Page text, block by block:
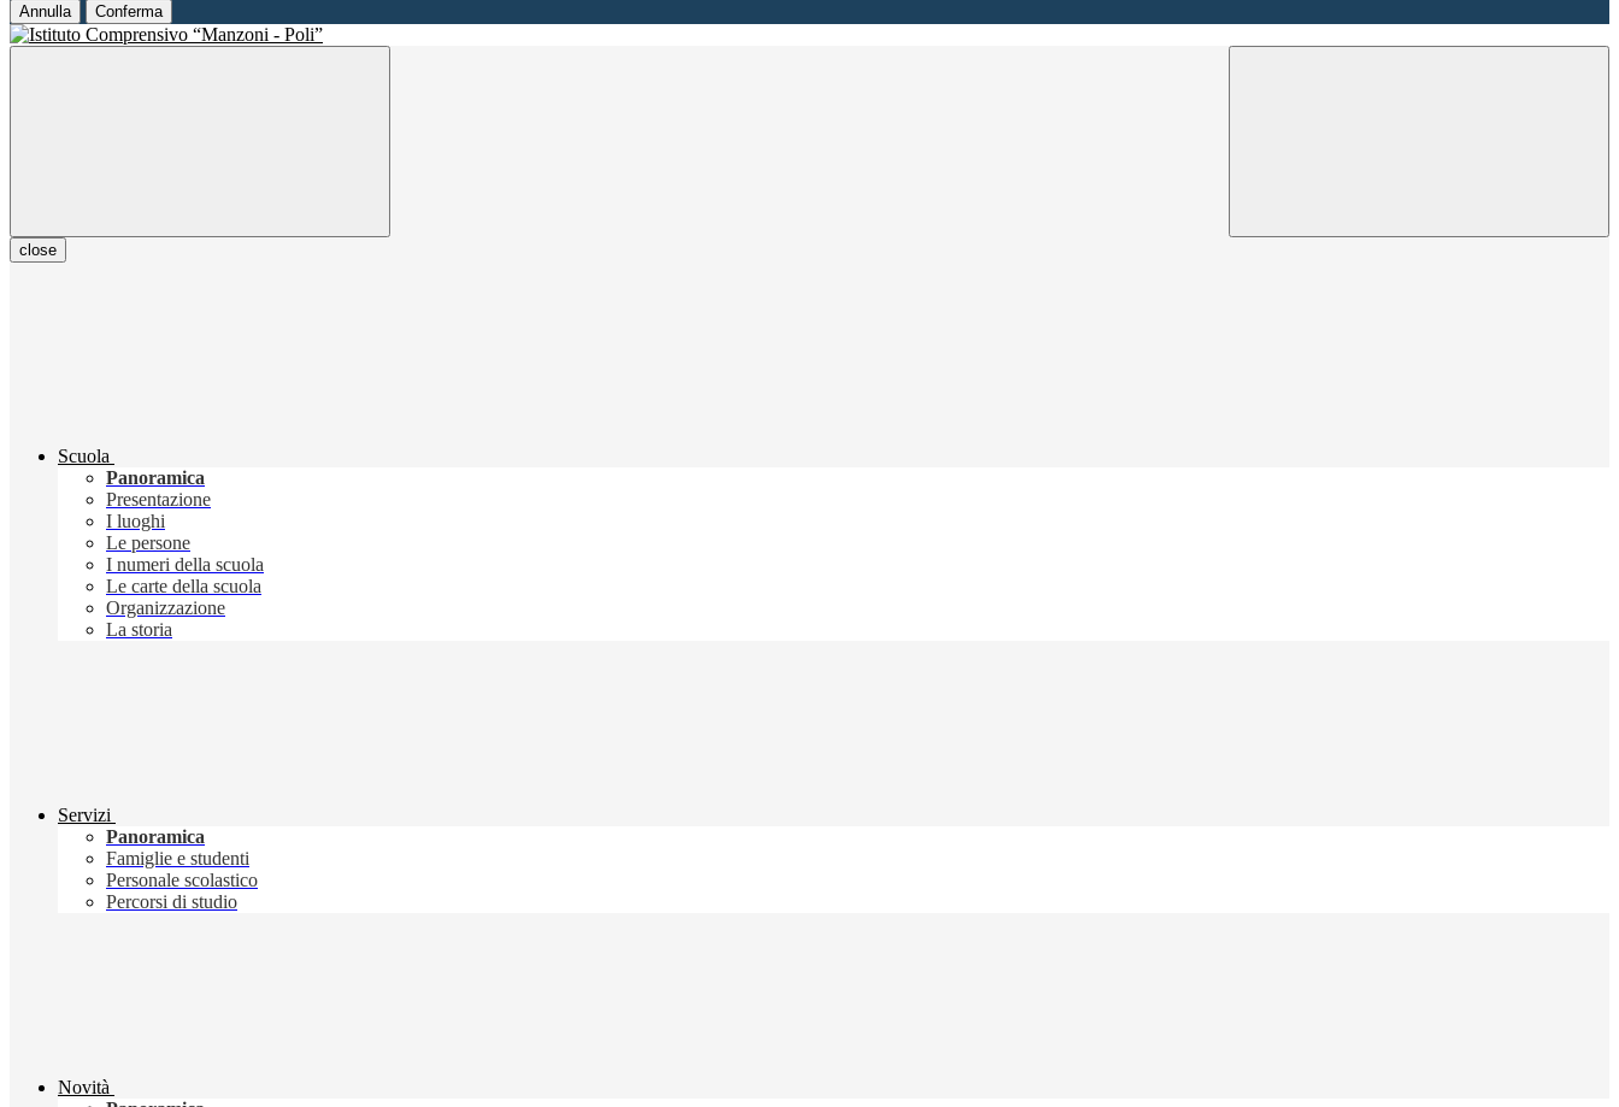
Annulla Conferma
close
Scuola
Panoramica
Presentazione
I luoghi
Le persone
I numeri della scuola
Le carte della scuola
Organizzazione
La storia
Servizi
Panoramica
Famiglie e studenti
Personale scolastico
Percorsi di studio
Novità